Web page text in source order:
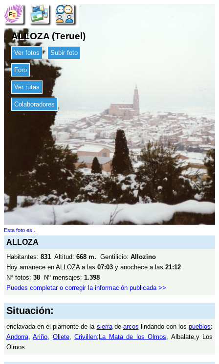
ALLOZA (Teruel)
Ver fotos Subir foto
Foro
Ver rutas
Colaboradores
Esta foto es...
ALLOZA
Habitantes: 831 Altitud: 668 m. Gentilicio: Allozino
Hoy amanece en ALLOZA a las 07:03 y anochece a las 21:12
Nº fotos: 38 Nº mensajes: 1.398
Puedes completar o corregir la información publicada >>
Situación:
enclavada en el piamonte de la sierrade arcos lindando con lospueblos:
Andorra,Ariño, Oliete,Crivillen; La Mata de los Olmos, Albalate,y Los
Olmos